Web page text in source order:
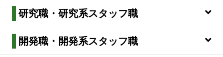
研究職・研究系スタッフ職
開発職・開発系スタッフ職